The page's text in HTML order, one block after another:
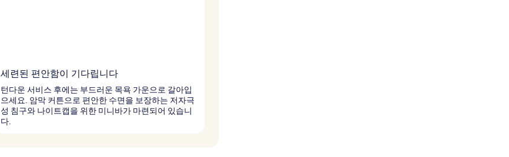
세련된 편안함이 기다립니다
턴다운 서비스 후에는 부드러운 목욕 가운으로 갈아입
으세요. 암막 커튼으로 편안한 수면을 보장하는 저자극
성 침구와 나이트캡을 위한 미니바가 마련되어 있습니
다.